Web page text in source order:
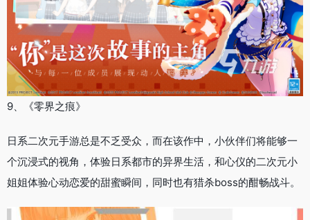
9、《零界之痕》
日系二次元手游总是不乏受众，而在该作中，小伙伴们将能够一
个沉浸式的视角，体验日系都市的异界生活，和心仪的二次元小
姐姐体验心动恋爱的甜蜜瞬间，同时也有猎杀boss的酣畅战斗。